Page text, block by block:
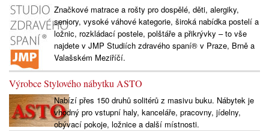
Značkové matrace a rošty pro dospělé, děti, alergiky,
seniory, vysoké váhové kategorie, široká nabídka postelí a
ložnic, rozkládací postele, polštáře a přikrývky – to vše
najdete v JMP Studiích zdravého spaní® v Praze, Brně a
Valašském Meziříčí.
Výrobce Stylového nábytku ASTO
Nabízí přes 150 druhů solitérů z masivu buku. Nábytek je
vhodný pro vstupní haly, kanceláře, pracovny, jídelny,
obývací pokoje, ložnice a další místnosti.